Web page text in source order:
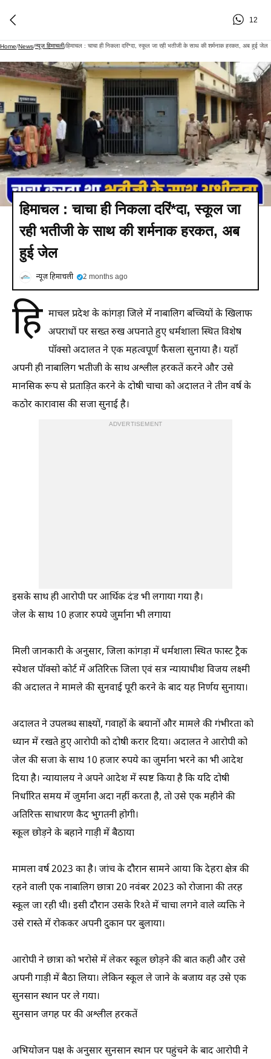
12
Home/News/न्यूज़ हिमाचली/हिमाचल : चाचा ही निकला दरिं*दा, स्कूल जा रही भतीजी के साथ की शर्मनाक हरकत, अब हुई जेल
हिमाचल : चाचा ही निकला दरिं*दा, स्कूल जा
रही भतीजी के साथ की शर्मनाक हरकत, अब
हुई जेल
न्यूज़ हिमाचली 2 months ago
हि माचल प्रदेश के कांगड़ा जिले में नाबालिग बच्चियों के खिलाफ
अपराधों पर सख्त रुख अपनाते हुए धर्मशाला स्थित विशेष
पॉक्सो अदालत ने एक महत्वपूर्ण फैसला सुनाया है। यहाँ
अपनी ही नाबालिग भतीजी के साथ अश्लील हरकतें करने और उसे
मानसिक रूप से प्रताड़ित करने के दोषी चाचा को अदालत ने तीन वर्ष के
कठोर कारावास की सजा सुनाई है।
ADVERTISEMENT
इसके साथ ही आरोपी पर आर्थिक दंड भी लगाया गया है।
जेल के साथ 10 हजार रुपये जुर्माना भी लगाया
मिली जानकारी के अनुसार, जिला कांगड़ा में धर्मशाला स्थित फास्ट ट्रैक
स्पेशल पॉक्सो कोर्ट में अतिरिक्त जिला एवं सत्र न्यायाधीश विजय लक्ष्मी
की अदालत ने मामले की सुनवाई पूरी करने के बाद यह निर्णय सुनाया।
अदालत ने उपलब्ध साक्ष्यों, गवाहों के बयानों और मामले की गंभीरता को
ध्यान में रखते हुए आरोपी को दोषी करार दिया। अदालत ने आरोपी को
जेल की सजा के साथ 10 हजार रुपये का जुर्माना भरने का भी आदेश
दिया है। न्यायालय ने अपने आदेश में स्पष्ट किया है कि यदि दोषी
निर्धारित समय में जुर्माना अदा नहीं करता है, तो उसे एक महीने की
अतिरिक्त साधारण कैद भुगतनी होगी।
स्कूल छोड़ने के बहाने गाड़ी में बैठाया
मामला वर्ष 2023 का है। जांच के दौरान सामने आया कि देहरा क्षेत्र की
रहने वाली एक नाबालिग छात्रा 20 नवंबर 2023 को रोजाना की तरह
स्कूल जा रही थी। इसी दौरान उसके रिश्ते में चाचा लगने वाले व्यक्ति ने
उसे रास्ते में रोककर अपनी दुकान पर बुलाया।
आरोपी ने छात्रा को भरोसे में लेकर स्कूल छोड़ने की बात कही और उसे
अपनी गाड़ी में बैठा लिया। लेकिन स्कूल ले जाने के बजाय वह उसे एक
सुनसान स्थान पर ले गया।
सुनसान जगह पर की अश्लील हरकतें
अभियोजन पक्ष के अनुसार सुनसान स्थान पर पहुंचने के बाद आरोपी ने